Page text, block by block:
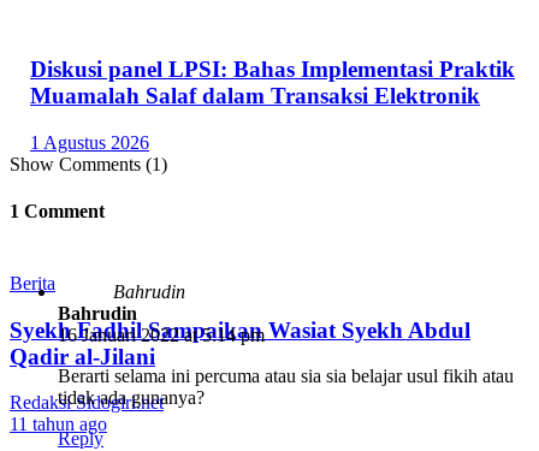
Berita
Syekh Fadhil Sampaikan Wasiat Syekh Abdul
Qadir al-Jilani
Redaksi Sidogiri.net
11 tahun ago
Diskusi panel LPSI: Bahas Implementasi Praktik
Muamalah Salaf dalam Transaksi Elektronik
1 Agustus 2026
Show Comments (1)
1 Comment
Bahrudin
Bahrudin
16 Januari 2022 at 5:14 pm
Berarti selama ini percuma atau sia sia belajar usul fikih atau
tidak ada gunanya?
Reply